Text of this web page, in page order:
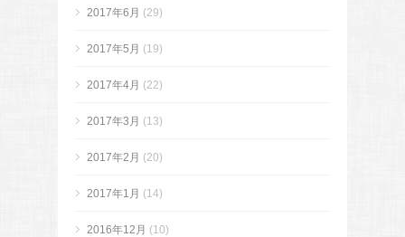
2017年6月 (29)
2017年5月 (19)
2017年4月 (22)
2017年3月 (13)
2017年2月 (20)
2017年1月 (14)
2016年12月 (10)